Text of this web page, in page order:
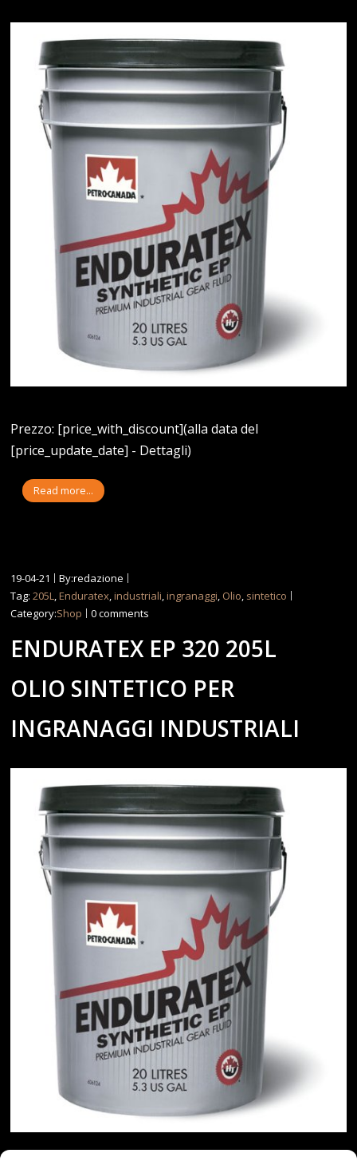
Prezzo: [price_with_discount](alla data del
[price_update_date] - Dettagli)
Read more...
19-04-21
By:redazione
Tag:205L,Enduratex,industriali,ingranaggi, Olio, sintetico
Category:Shop 0 comments
ENDURATEX EP 320 205L
OLIO SINTETICO PER
INGRANAGGI INDUSTRIALI